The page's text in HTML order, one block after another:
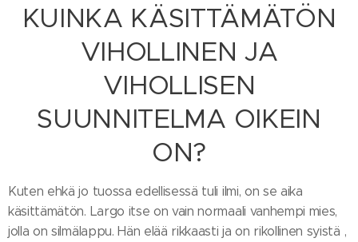
KUINKA KÄSITTÄMÄTÖN
VIHOLLINEN JA
VIHOLLISEN
SUUNNITELMA OIKEIN
ON?
Kuten ehkä jo tuossa edellisessä tuli ilmi, on se aika
käsittämätön. Largo itse on vain normaali vanhempi mies,
jolla on silmälappu. Hän elää rikkaasti ja on rikollinen syistä ,